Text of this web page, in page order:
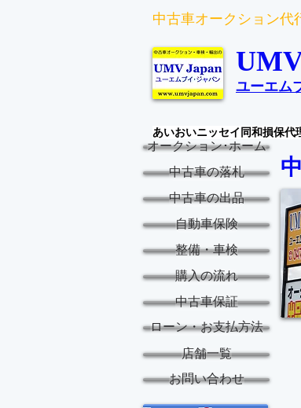
中古車オークション代
ユーエム
あいおいニッセイ同和損保代
オークション･ホーム
中古車の落札
中古車の出品
自動車保険
整備・車検
購入の流れ
中古車保証
ローン・お支払方法
店舗一覧
お問い合わせ